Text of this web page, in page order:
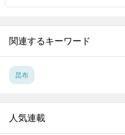
関連するキーワード
昆布
人気連載